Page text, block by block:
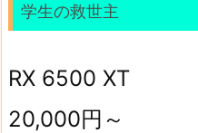
学生の救世主
RX 6500 XT
20,000円～